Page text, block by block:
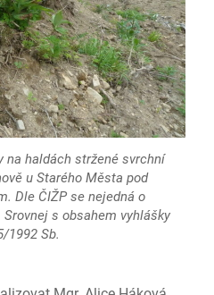
na haldách stržené svrchní
u Starého Města pod
Dle ČIŽP se nejedná o
s obsahem vyhlášky
1992 Sb.